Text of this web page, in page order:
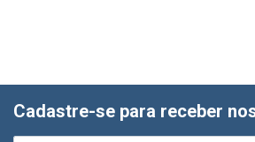
Cadastre-se para receber